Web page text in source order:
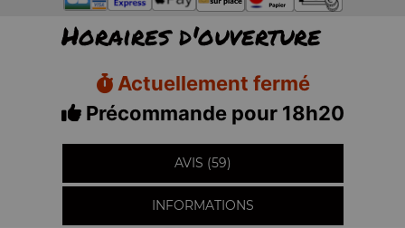
Horaires d'ouverture
Actuellement fermé
Précommande pour 18h20
AVIS (59)
INFORMATIONS